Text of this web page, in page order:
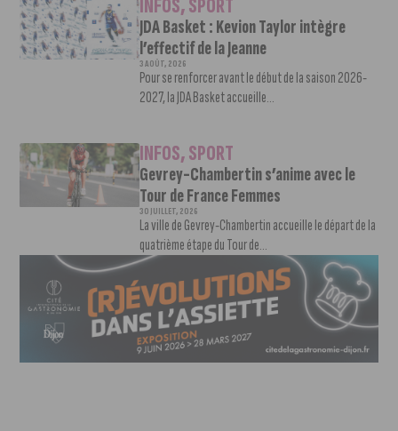
INFOS,SPORT
JDA Basket : Kevion Taylor intègre
l’effectif de la Jeanne
3 AOÛT, 2026
Pour se renforcer avant le début de la saison 2026-
2027, la JDA Basket accueille...
INFOS,SPORT
Gevrey-Chambertin s’anime avec le
Tour de France Femmes
30 JUILLET, 2026
La ville de Gevrey-Chambertin accueille le départ de la
quatrième étape du Tour de...